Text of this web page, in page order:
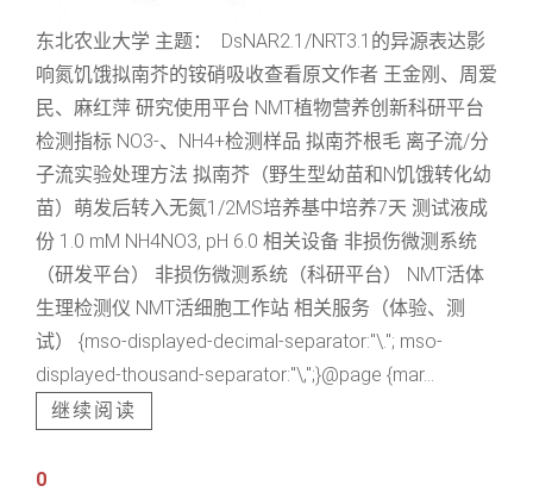
东北农业大学 主题： DsNAR2.1/NRT3.1的异源表达影
响氮饥饿拟南芥的铵硝吸收查看原文作者 王金刚、周爱
民、麻红萍 研究使用平台 NMT植物营养创新科研平台
检测指标 NO3-、NH4+检测样品 拟南芥根毛 离子流/分
子流实验处理方法 拟南芥（野生型幼苗和N饥饿转化幼
苗）萌发后转入无氮1/2MS培养基中培养7天 测试液成
份 1.0 mM NH4NO3, pH 6.0 相关设备 非损伤微测系统
（研发平台） 非损伤微测系统（科研平台） NMT活体
生理检测仪 NMT活细胞工作站 相关服务（体验、测
试） {mso-displayed-decimal-separator:"\."; mso-
displayed-thousand-separator:"\,";}@page {mar...
继续阅读
0